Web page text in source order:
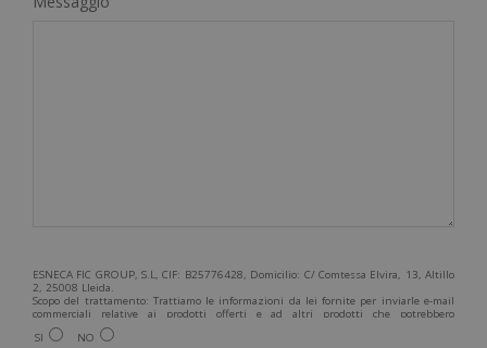
ESNECA FIC GROUP, S.L, CIF: B25776428, Domicilio: C/ Comtessa Elvira, 13, Altillo
2, 25008 Lleida.
Scopo del trattamento: Trattiamo le informazioni da lei fornite per inviarle e-mail
commerciali relative ai prodotti offerti e ad altri prodotti che potrebbero
interessarla. Legittimazione del trattamento: Consenso dell'interessato. Diritti:
Può esercitare i suoi diritti identificandosi sufficientemente e contattandoci
SI NO